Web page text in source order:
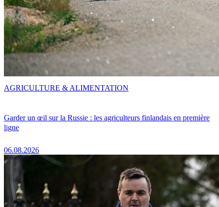
Garder un œil sur la Russie : les agriculteurs finlandais en première
ligne
06.08.2026
AGRICULTURE & ALIMENTATION